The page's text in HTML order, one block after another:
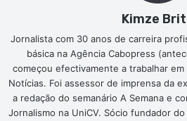
Kimze
Jornalista com 30 anos de carreira
básica na Agência Cabopress
começou efectivamente a trabalhar
Notícias. Foi assessor de imprensa da
a redação do semanário A Semana e
Jornalismo na UniCV. Sócio fundador